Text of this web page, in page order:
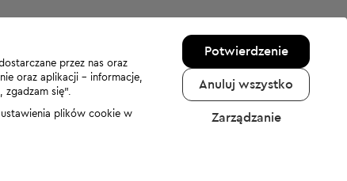
przez nas oraz
oraz aplikacji - informacje,
się”.
plików cookie w
Potwierdzenie
Anuluj wszystko
Zarządzanie